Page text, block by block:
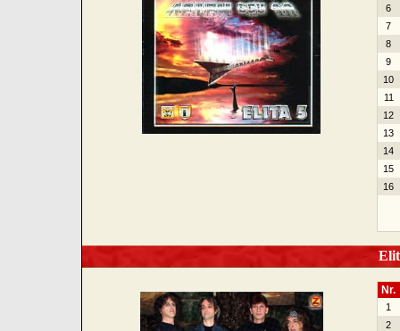
6
7
8
9
10
11
12
13
14
15
16
Nr.
1
2